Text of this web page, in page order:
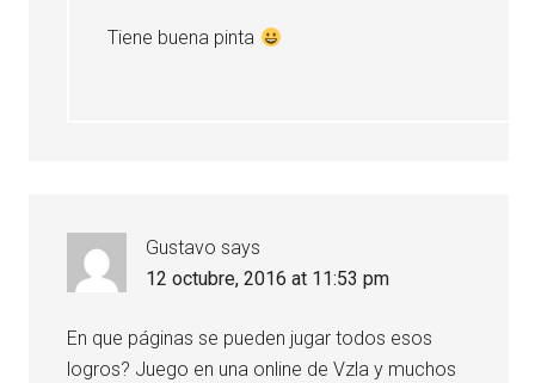
Tiene buena pinta
Gustavo says
12 octubre, 2016 at 11:53 pm
En que páginas se pueden jugar todos esos
logros? Juego en una online de Vzla y muchos